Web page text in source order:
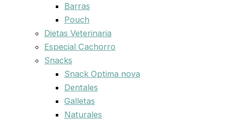
Barras
Pouch
Dietas Veterinaria
Especial Cachorro
Snacks
Snack Optima nova
Dentales
Galletas
Naturales